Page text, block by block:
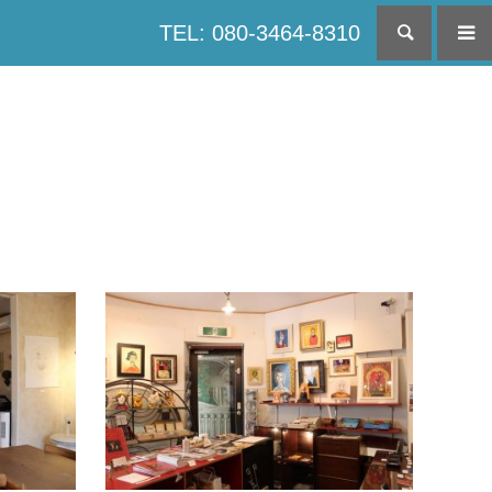
TEL: 080-3464-8310 検索